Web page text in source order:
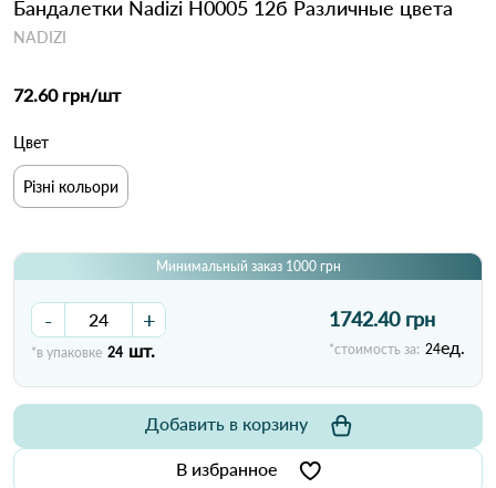
Бандалетки Nadizi H0005 12б Различные цвета
NADIZI
72.60 грн/шт
Цвет
Різні кольори
Минимальный заказ 1000 грн
- +
*в упаковке 24 шт.
1742.40 грн
*стоимость за: 24ед.
В избранное
Добавить в корзину